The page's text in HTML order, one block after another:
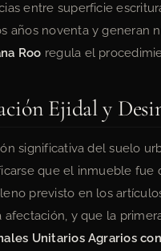
entre superficie
años noventa y generan
Roo regula el
Ejidal y
significativa del suelo
que el inmueble
previsto en los
afectación, y que la
Unitarios Agrarios